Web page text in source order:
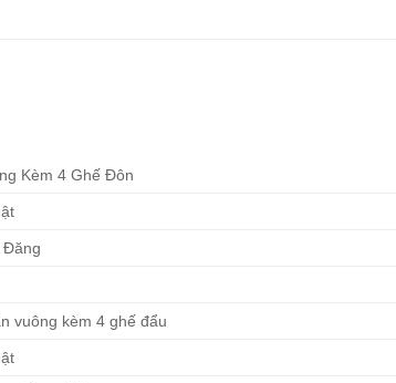
Kèm 4 Ghế Đôn
Đăng
vuông kèm 4 ghế đẩu